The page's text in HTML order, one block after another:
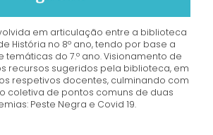
em articulação entre a biblioteca
História no 8º ano, tendo por base a
do 7.º ano. Visionamento de
recursos sugeridos pela biblioteca, em
respetivos docentes, culminando com
coletiva de pontos comuns de duas
Peste Negra e Covid 19.